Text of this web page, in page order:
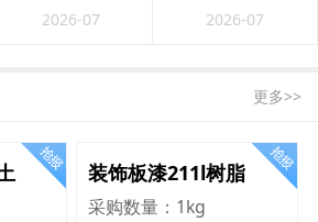
2026-07 2026-07
更多>>
装饰板漆211l树脂
采购数量： 1kg